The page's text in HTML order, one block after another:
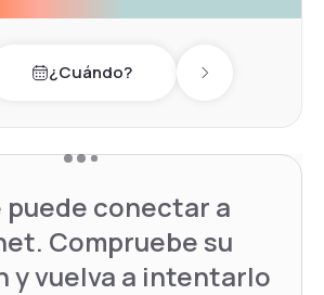
day¿Cuándo? Next day
puede conectar a
Compruebe su
y vuelva a intentarlo